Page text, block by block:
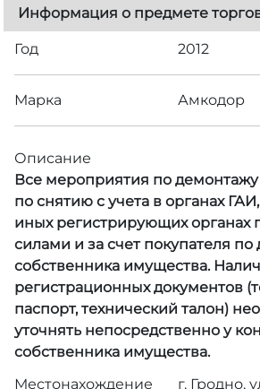
Информация о предмете
Год 2012
Марка Амкодор
Описание
Все мероприятия по
по снятию с учета в органах
иных регистрирующих органах
силами и за счет покупателя по
собственника имущества.
регистрационных документов
паспорт, технический талон)
уточнять непосредственно у
собственника имущества.
Местонахождение
г. Гродно,